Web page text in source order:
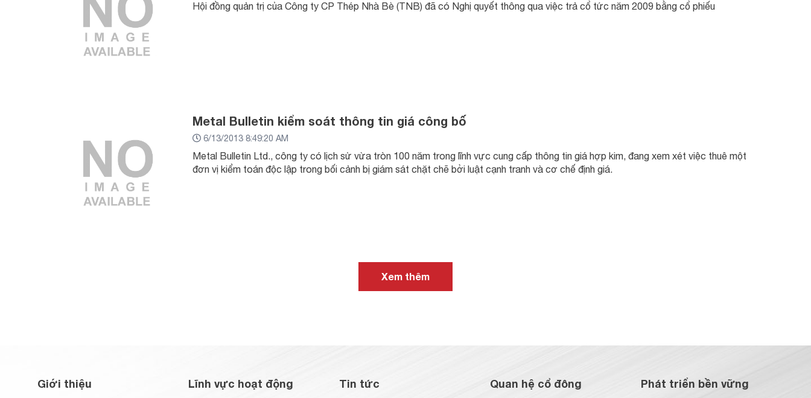
Hội đồng quản trị của Công ty CP Thép Nhà Bè (TNB) đã có Nghị quyết thông qua việc trả cổ tức năm 2009 bằng cổ phiếu
Metal Bulletin kiểm soát thông tin giá công bố
6/13/2013 8:49:20 AM
Metal Bulletin Ltd., công ty có lịch sử vừa tròn 100 năm trong lĩnh vực cung cấp thông tin giá hợp kim, đang xem xét việc thuê một
đơn vị kiểm toán độc lập trong bối cảnh bị giám sát chặt chẽ bởi luật cạnh tranh và cơ chế định giá.
Xem thêm
Giới thiệu Lĩnh vực hoạt động Tin tức Quan hệ cổ đông Phát triển bền vững